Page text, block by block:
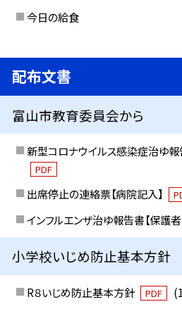
今日の給食
配布文書
富山市教育委員会から
新型コロナウイルス感染症治ゆ報
PDF
出席停止の連絡票【病院記入】
インフルエンザ治ゆ報告書【保護者
小学校いじめ防止基本方針
R８いじめ防止基本方針 PDF